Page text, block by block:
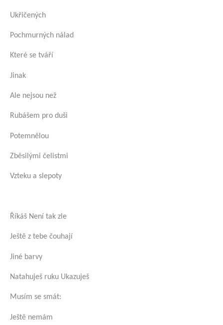
Ukřičených
Pochmurných nálad
Které se tváří
Jinak
Ale nejsou než
Rubášem pro duši
Potemnělou
Zběsilými čelistmi
Vzteku a slepoty
Říkáš Není tak zle
Ještě z tebe čouhají
Jiné barvy
Natahuješ ruku Ukazuješ
Musím se smát:
Ještě nemám